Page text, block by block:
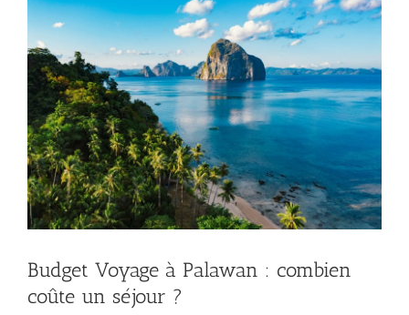
Budget Voyage à Palawan : combien
coûte un séjour ?